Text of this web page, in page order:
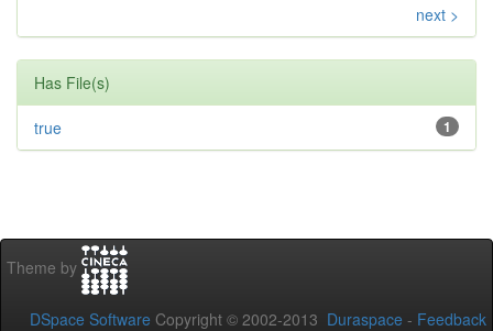
next >
Has File(s)
1
true
Theme by
DSpace Software Copyright © 2002-2013 Duraspace - Feedback